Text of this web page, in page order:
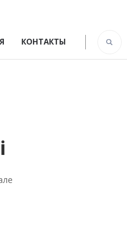
КОНТАКТЫ